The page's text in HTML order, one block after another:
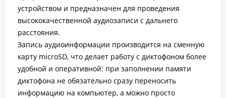
устройством и предназначен для проведения
высококачественной аудиозаписи с дальнего
расстояния.
Запись аудиоинформации производится на сменную
карту microSD, что делает работу с диктофоном более
удобной и оперативной: при заполнении памяти
диктофона не обязательно сразу переносить
информацию на компьютер, а можно просто